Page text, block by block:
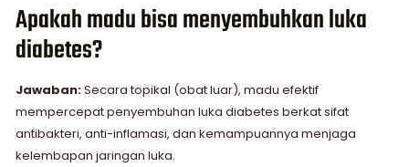
Apakah madu bisa menyembuhkan luka
diabetes?
Jawaban:Secara topikal (obat luar), madu efektif
mempercepat penyembuhan luka diabetes berkat sifat
antibakteri, anti-inflamasi, dan kemampuannya menjaga
kelembapan jaringan luka.